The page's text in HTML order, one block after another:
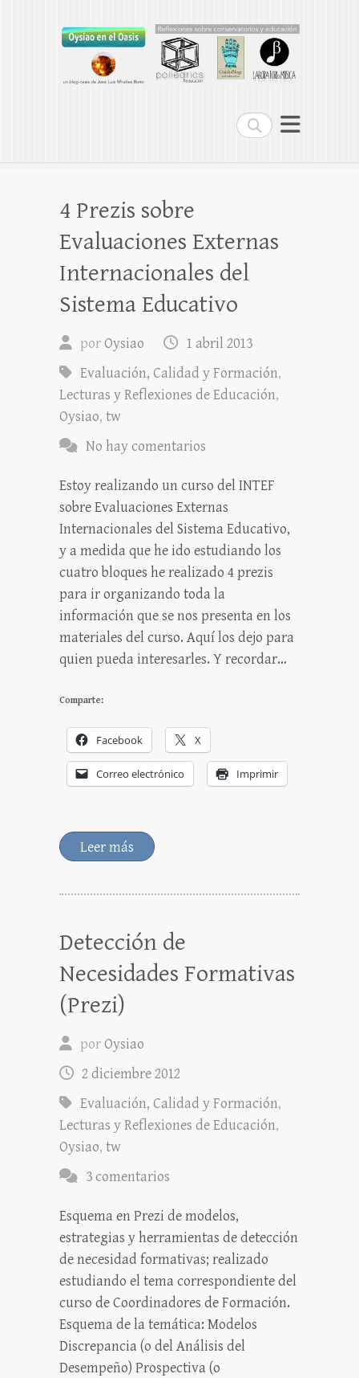
Buscar
Oysiao en el Oasis
4 Prezis sobre
Evaluaciones Externas
Internacionales del
Sistema Educativo
porOysiao
1 abril 2013
Evaluación, Calidad y Formación,
Lecturas y Reflexiones de Educación,
Oysiao, tw
No hay comentarios
Estoy realizando un curso del INTEF
sobre Evaluaciones Externas
Internacionales del Sistema Educativo,
y a medida que he ido estudiando los
cuatro bloques he realizado 4 prezis
para ir organizando toda la
información que se nos presenta en los
materiales del curso. Aquí los dejo para
quien pueda interesarles. Y recordar…
Comparte:
Facebook X
Correo electrónico Imprimir
Leer más
Detección de
Necesidades Formativas
(Prezi)
porOysiao
2 diciembre 2012
Evaluación, Calidad y Formación,
Lecturas y Reflexiones de Educación,
Oysiao, tw
3 comentarios
Esquema en Prezi de modelos,
estrategias y herramientas de detección
de necesidad formativas; realizado
estudiando el tema correspondiente del
curso de Coordinadores de Formación.
Esquema de la temática: Modelos
Discrepancia (o del Análisis del
Desempeño) Prospectiva (o